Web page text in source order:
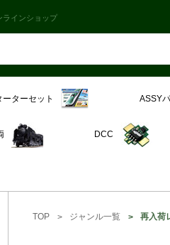
ラインショップ
ーターセット ASSY
DCC
TOP ジャンル一覧 再入荷